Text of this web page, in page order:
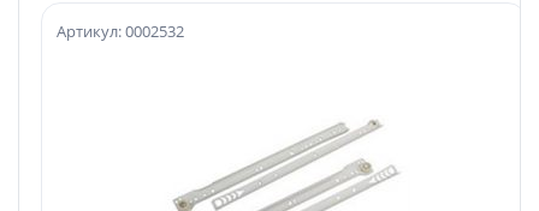
Артикул: 0002532